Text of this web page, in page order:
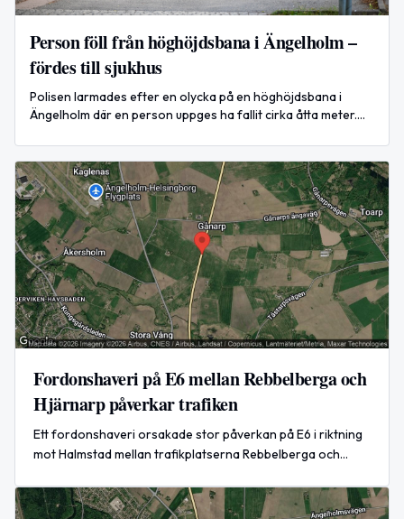
Person föll från höghöjdsbana i Ängelholm –
fördes till sjukhus
Polisen larmades efter en olycka på en höghöjdsbana i
Ängelholm där en person uppges ha fallit cirka åtta meter.
sjukhus. Polisen utreder händelsen.
Fordonshaveri på E6 mellan Rebbelberga och
Hjärnarp påverkar trafiken
Ett fordonshaveri orsakade stor påverkan på E6 i riktning
mot Halmstad mellan trafikplatserna Rebbelberga och